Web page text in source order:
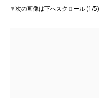
▼次の画像は下へスクロール (1/5)